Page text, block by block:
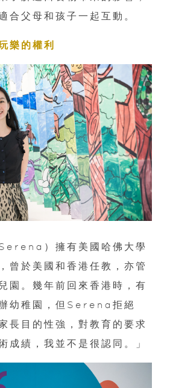
合父母和孩子一起互動。
樂的權利
）擁有美國哈佛大學
曾於美國和香港任教，亦管
園。幾年前回來香港時，有
幼稚園，但Serena拒絕
長目的性強，對教育的要求
成績，我並不是很認同。」